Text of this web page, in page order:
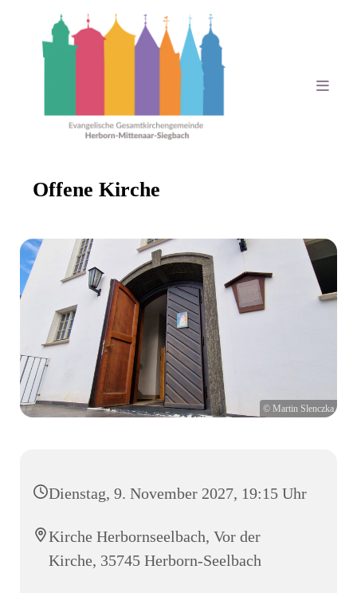
Offene Kirche
© Martin Slenczka
Dienstag, 9. November 2027, 19:15 Uhr
Kirche Herbornseelbach, Vor der
Kirche, 35745 Herborn-Seelbach